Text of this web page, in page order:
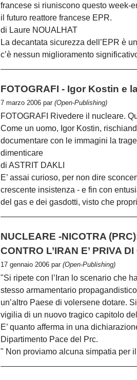
francese si riuniscono questo week-
il futuro reattore francese EPR.
di Laure NOUALHAT
La decantata sicurezza dell’EPR è
c’è nessun miglioramento
FOTOGRAFI - Igor Kostin e
7 marzo 2006 par (Open-Publishing)
FOTOGRAFI Rivedere il nucleare.
Come un uomo, Igor Kostin,
documentare con le immagini la
dimenticare
di ASTRIT DAKLI
E’ assai curioso, per non dire
crescente insistenza - e fin con
del gas e dei gasdotti, visto che
NUCLEARE -NICOTRA
CONTRO L’IRAN E’ PRIVA
17 gennaio 2006 par (Open-Publishing)
"Si ripete con l’Iran lo scenario che
stesso armamentario
un’altro Paese di volersene dotare.
vigilia di un nuovo tragico capitolo
E’ quanto afferma in una
Dipartimento Pace del Prc.
" Non proviamo alcuna simpatia per